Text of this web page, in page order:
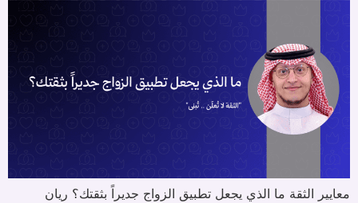
معايير الثقة ما الذي يجعل تطبيق الزواج جديراً بثقتك؟ ريان